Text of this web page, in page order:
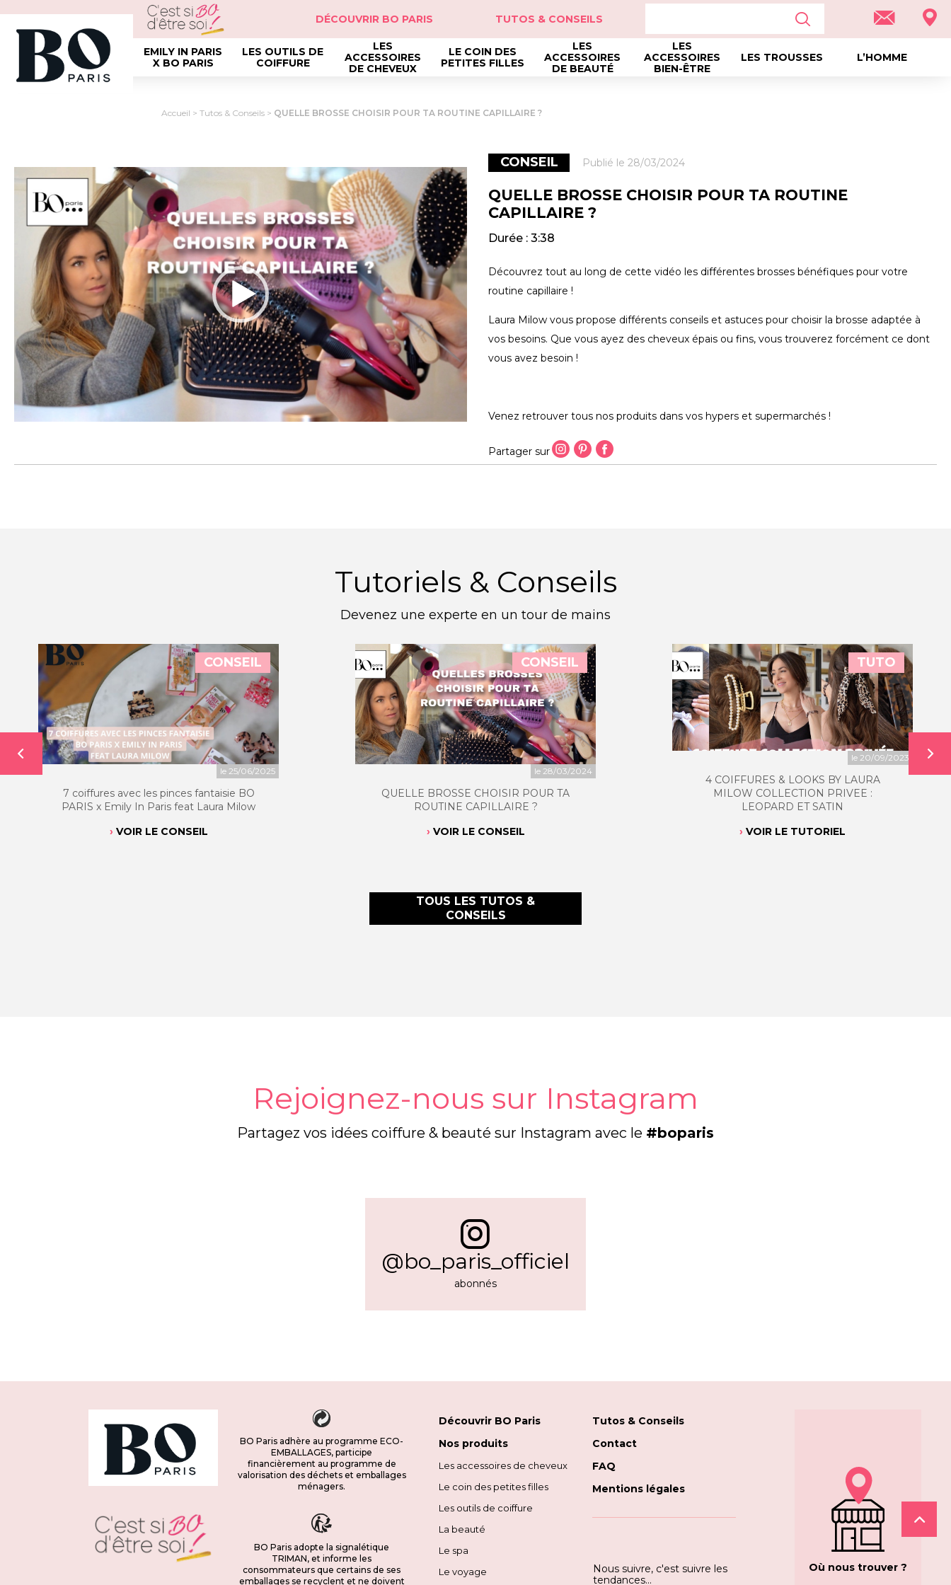
DÉCOUVRIR BO PARIS TUTOS & CONSEILS
EMILY IN PARIS
X BO PARIS
LES OUTILS DE
COIFFURE
LES
ACCESSOIRES
DE CHEVEUX
LE COIN DES
PETITES FILLES
LES
ACCESSOIRES
DE BEAUTÉ
LES
ACCESSOIRES
BIEN-ÊTRE
LES TROUSSES L’HOMME
Accueil >Tutos & Conseils > QUELLE BROSSE CHOISIR POUR TA ROUTINE CAPILLAIRE ?
CONSEIL Publié le 28/03/2024
QUELLE BROSSE CHOISIR POUR TA ROUTINE
CAPILLAIRE ?
Durée : 3:38
Découvrez tout au long de cette vidéo les différentes brosses bénéfiques pour votre
routine capillaire !
Laura Milow vous propose différents conseils et astuces pour choisir la brosse adaptée à
vos besoins. Que vous ayez des cheveux épais ou fins, vous trouverez forcément ce dont
vous avez besoin !
Venez retrouver tous nos produits dans vos hypers et supermarchés !
Partager sur
Tutoriels & Conseils
Devenez une experte en un tour de mains
CONSEIL
le 25/06/2025
7 coiffures avec les pinces fantaisie BO
PARIS x Emily In Paris feat Laura Milow
VOIR LE CONSEIL
CONSEIL
le 28/03/2024
QUELLE BROSSE CHOISIR POUR TA
ROUTINE CAPILLAIRE ?
VOIR LE CONSEIL
TUTO
le 20/09/2023
4 COIFFURES & LOOKS BY LAURA
MILOW COLLECTION PRIVEE :
LEOPARD ET SATIN
VOIR LE TUTORIEL
TOUS LES TUTOS &
CONSEILS
Rejoignez-nous sur Instagram
Partagez vos idées coiffure & beauté sur Instagram avec le #boparis
@bo_paris_officiel
abonnés
BO Paris adhère au programme ECO-
EMBALLAGES, participe
financièrement au programme de
valorisation des déchets et emballages
ménagers.
BO Paris adopte la signalétique
TRIMAN, et informe les
consommateurs que certains de ses
emballages se recyclent et ne doivent
Découvrir BO Paris
Nos produits
Les accessoires de cheveux
Le coin des petites filles
Les outils de coiffure
La beauté
Le spa
Le voyage
Tutos & Conseils
Contact
FAQ
Mentions légales
Nous suivre, c'est suivre les
tendances...
Où nous trouver ?